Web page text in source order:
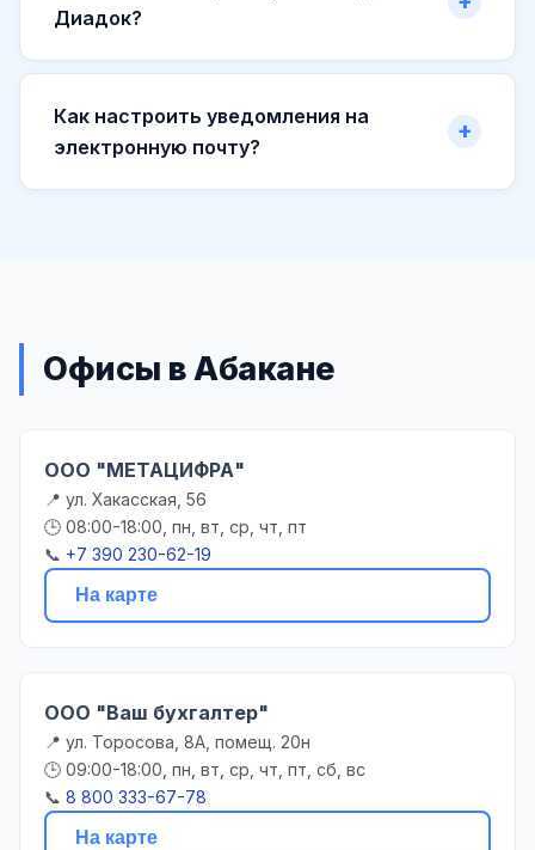
Диадок?
Как настроить уведомления на
электронную почту?
Офисы в Абакане
ООО "МЕТАЦИФРА"
📍 ул. Хакасская, 56
🕒 08:00-18:00, пн, вт, ср, чт, пт
📞 +7 390 230-62-19
На карте
ООО "Ваш бухгалтер"
📍 ул. Торосова, 8А, помещ. 20н
🕒 09:00-18:00, пн, вт, ср, чт, пт, сб, вс
📞 8 800 333-67-78
На карте